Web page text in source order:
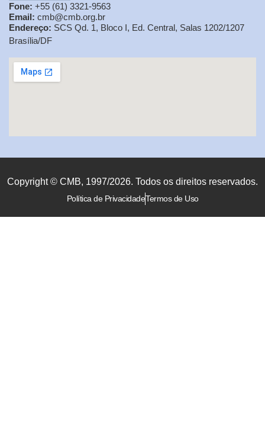
Fone: +55 (61) 3321-9563
Email: cmb@cmb.org.br
Endereço: SCS Qd. 1, Bloco I, Ed. Central, Salas 1202/1207
Brasília/DF
Copyright © CMB, 1997/2026. Todos os direitos reservados.
Política de PrivacidadeTermos de Uso